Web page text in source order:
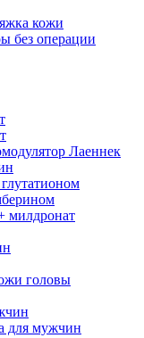
кожи
без операции
Лаеннек
милдронат
головы
для мужчин